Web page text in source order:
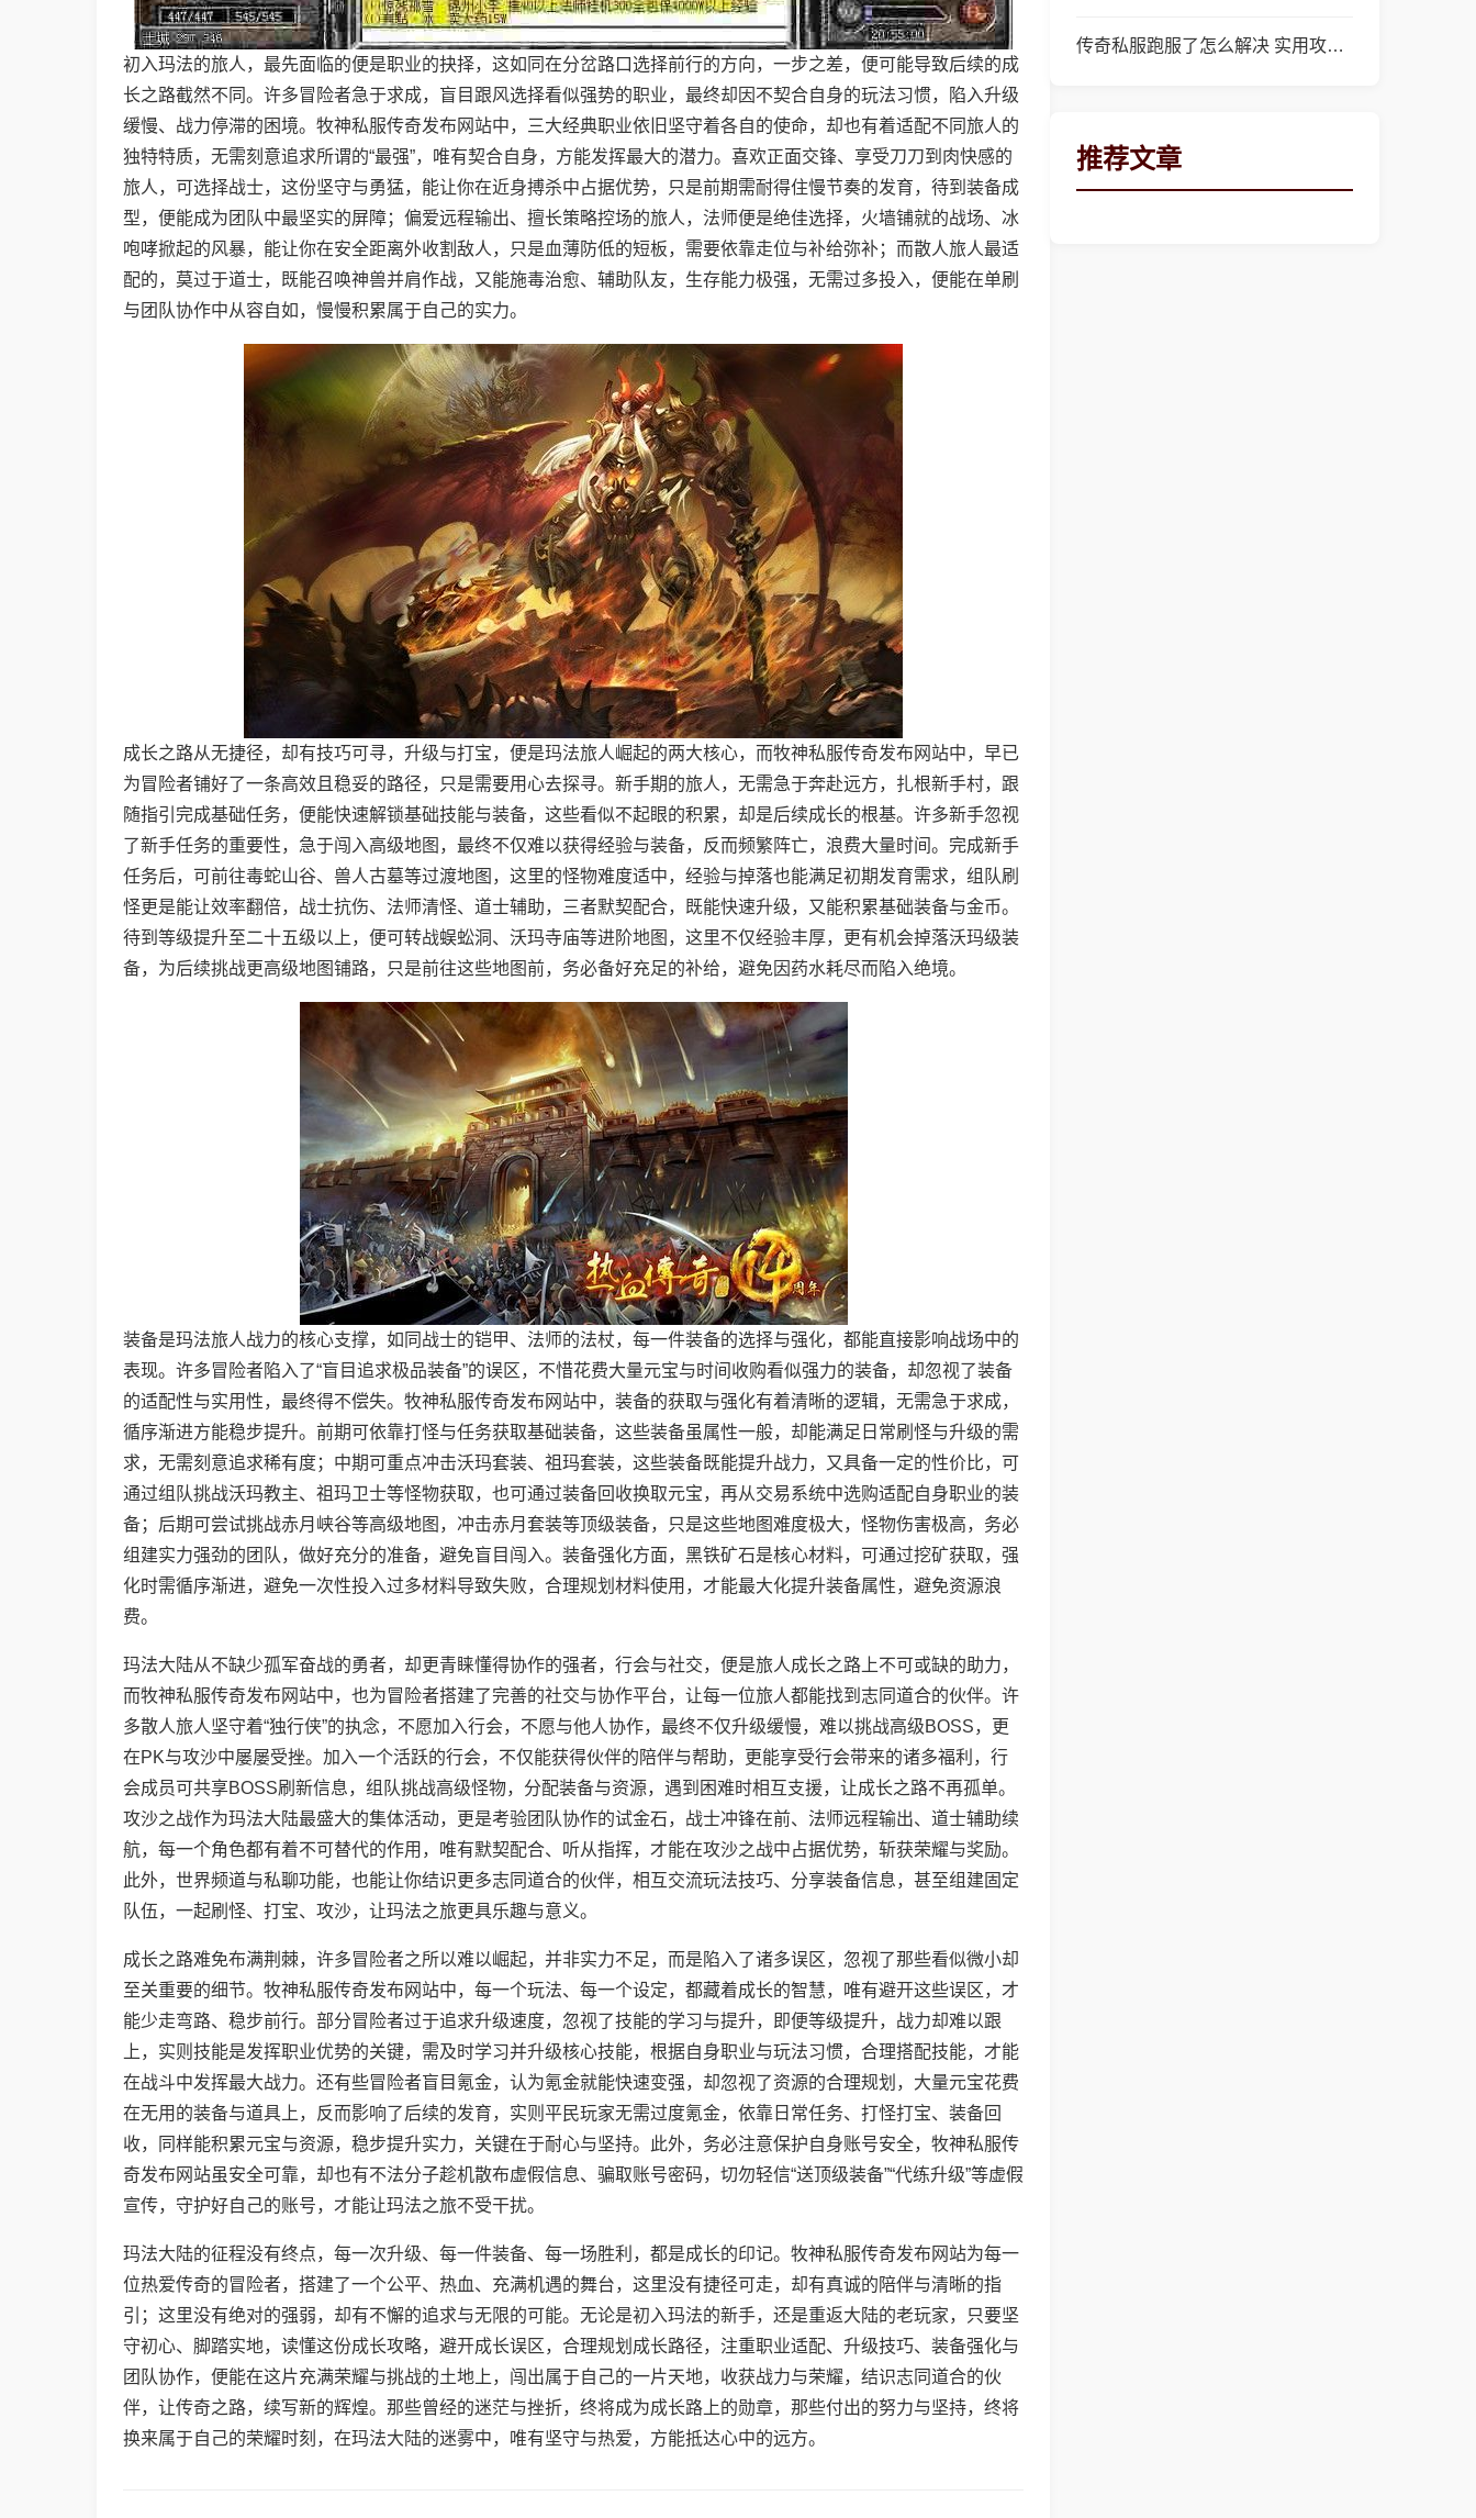
初入玛法的旅人，最先面临的便是职业的抉择，这如同在分岔路口选择前行的方向，一步之差，便可能导致后续的成
长之路截然不同。许多冒险者急于求成，盲目跟风选择看似强势的职业，最终却因不契合自身的玩法习惯，陷入升级
缓慢、战力停滞的困境。牧神私服传奇发布网站中，三大经典职业依旧坚守着各自的使命，却也有着适配不同旅人的
独特特质，无需刻意追求所谓的“最强”，唯有契合自身，方能发挥最大的潜力。喜欢正面交锋、享受刀刀到肉快感的
旅人，可选择战士，这份坚守与勇猛，能让你在近身搏杀中占据优势，只是前期需耐得住慢节奏的发育，待到装备成
型，便能成为团队中最坚实的屏障；偏爱远程输出、擅长策略控场的旅人，法师便是绝佳选择，火墙铺就的战场、冰
咆哮掀起的风暴，能让你在安全距离外收割敌人，只是血薄防低的短板，需要依靠走位与补给弥补；而散人旅人最适
配的，莫过于道士，既能召唤神兽并肩作战，又能施毒治愈、辅助队友，生存能力极强，无需过多投入，便能在单刷
与团队协作中从容自如，慢慢积累属于自己的实力。
成长之路从无捷径，却有技巧可寻，升级与打宝，便是玛法旅人崛起的两大核心，而牧神私服传奇发布网站中，早已
为冒险者铺好了一条高效且稳妥的路径，只是需要用心去探寻。新手期的旅人，无需急于奔赴远方，扎根新手村，跟
随指引完成基础任务，便能快速解锁基础技能与装备，这些看似不起眼的积累，却是后续成长的根基。许多新手忽视
了新手任务的重要性，急于闯入高级地图，最终不仅难以获得经验与装备，反而频繁阵亡，浪费大量时间。完成新手
任务后，可前往毒蛇山谷、兽人古墓等过渡地图，这里的怪物难度适中，经验与掉落也能满足初期发育需求，组队刷
怪更是能让效率翻倍，战士抗伤、法师清怪、道士辅助，三者默契配合，既能快速升级，又能积累基础装备与金币。
待到等级提升至二十五级以上，便可转战蜈蚣洞、沃玛寺庙等进阶地图，这里不仅经验丰厚，更有机会掉落沃玛级装
备，为后续挑战更高级地图铺路，只是前往这些地图前，务必备好充足的补给，避免因药水耗尽而陷入绝境。
装备是玛法旅人战力的核心支撑，如同战士的铠甲、法师的法杖，每一件装备的选择与强化，都能直接影响战场中的
表现。许多冒险者陷入了“盲目追求极品装备”的误区，不惜花费大量元宝与时间收购看似强力的装备，却忽视了装备
的适配性与实用性，最终得不偿失。牧神私服传奇发布网站中，装备的获取与强化有着清晰的逻辑，无需急于求成，
循序渐进方能稳步提升。前期可依靠打怪与任务获取基础装备，这些装备虽属性一般，却能满足日常刷怪与升级的需
求，无需刻意追求稀有度；中期可重点冲击沃玛套装、祖玛套装，这些装备既能提升战力，又具备一定的性价比，可
通过组队挑战沃玛教主、祖玛卫士等怪物获取，也可通过装备回收换取元宝，再从交易系统中选购适配自身职业的装
备；后期可尝试挑战赤月峡谷等高级地图，冲击赤月套装等顶级装备，只是这些地图难度极大，怪物伤害极高，务必
组建实力强劲的团队，做好充分的准备，避免盲目闯入。装备强化方面，黑铁矿石是核心材料，可通过挖矿获取，强
化时需循序渐进，避免一次性投入过多材料导致失败，合理规划材料使用，才能最大化提升装备属性，避免资源浪
费。
玛法大陆从不缺少孤军奋战的勇者，却更青睐懂得协作的强者，行会与社交，便是旅人成长之路上不可或缺的助力，
而牧神私服传奇发布网站中，也为冒险者搭建了完善的社交与协作平台，让每一位旅人都能找到志同道合的伙伴。许
多散人旅人坚守着“独行侠”的执念，不愿加入行会，不愿与他人协作，最终不仅升级缓慢，难以挑战高级BOSS，更
在PK与攻沙中屡屡受挫。加入一个活跃的行会，不仅能获得伙伴的陪伴与帮助，更能享受行会带来的诸多福利，行
会成员可共享BOSS刷新信息，组队挑战高级怪物，分配装备与资源，遇到困难时相互支援，让成长之路不再孤单。
攻沙之战作为玛法大陆最盛大的集体活动，更是考验团队协作的试金石，战士冲锋在前、法师远程输出、道士辅助续
航，每一个角色都有着不可替代的作用，唯有默契配合、听从指挥，才能在攻沙之战中占据优势，斩获荣耀与奖励。
此外，世界频道与私聊功能，也能让你结识更多志同道合的伙伴，相互交流玩法技巧、分享装备信息，甚至组建固定
队伍，一起刷怪、打宝、攻沙，让玛法之旅更具乐趣与意义。
成长之路难免布满荆棘，许多冒险者之所以难以崛起，并非实力不足，而是陷入了诸多误区，忽视了那些看似微小却
至关重要的细节。牧神私服传奇发布网站中，每一个玩法、每一个设定，都藏着成长的智慧，唯有避开这些误区，才
能少走弯路、稳步前行。部分冒险者过于追求升级速度，忽视了技能的学习与提升，即便等级提升，战力却难以跟
上，实则技能是发挥职业优势的关键，需及时学习并升级核心技能，根据自身职业与玩法习惯，合理搭配技能，才能
在战斗中发挥最大战力。还有些冒险者盲目氪金，认为氪金就能快速变强，却忽视了资源的合理规划，大量元宝花费
在无用的装备与道具上，反而影响了后续的发育，实则平民玩家无需过度氪金，依靠日常任务、打怪打宝、装备回
收，同样能积累元宝与资源，稳步提升实力，关键在于耐心与坚持。此外，务必注意保护自身账号安全，牧神私服传
奇发布网站虽安全可靠，却也有不法分子趁机散布虚假信息、骗取账号密码，切勿轻信“送顶级装备”“代练升级”等虚假
宣传，守护好自己的账号，才能让玛法之旅不受干扰。
玛法大陆的征程没有终点，每一次升级、每一件装备、每一场胜利，都是成长的印记。牧神私服传奇发布网站为每一
位热爱传奇的冒险者，搭建了一个公平、热血、充满机遇的舞台，这里没有捷径可走，却有真诚的陪伴与清晰的指
引；这里没有绝对的强弱，却有不懈的追求与无限的可能。无论是初入玛法的新手，还是重返大陆的老玩家，只要坚
守初心、脚踏实地，读懂这份成长攻略，避开成长误区，合理规划成长路径，注重职业适配、升级技巧、装备强化与
团队协作，便能在这片充满荣耀与挑战的土地上，闯出属于自己的一片天地，收获战力与荣耀，结识志同道合的伙
伴，让传奇之路，续写新的辉煌。那些曾经的迷茫与挫折，终将成为成长路上的勋章，那些付出的努力与坚持，终将
换来属于自己的荣耀时刻，在玛法大陆的迷雾中，唯有坚守与热爱，方能抵达心中的远方。
传奇私服跑服了怎么解决 实用攻略帮你稳定留存
推荐文章